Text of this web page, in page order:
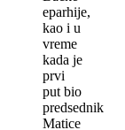
eparhije,
kao i u
vreme
kada je
prvi
put bio
predsednik
Matice